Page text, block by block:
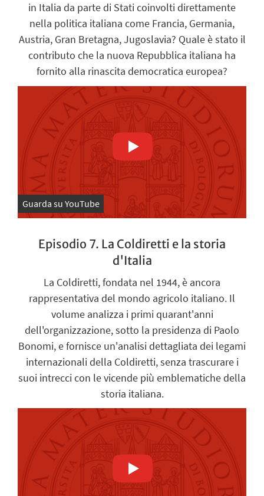
in Italia da parte di Stati coinvolti direttamente
nella politica italiana come Francia, Germania,
Austria, Gran Bretagna, Jugoslavia? Quale è stato il
contributo che la nuova Repubblica italiana ha
fornito alla rinascita democratica europea?
Guarda su YouTube
Episodio 7. La Coldiretti e la storia
d'Italia
La Coldiretti, fondata nel 1944, è ancora
rappresentativa del mondo agricolo italiano. Il
volume analizza i primi quarant'anni
dell'organizzazione, sotto la presidenza di Paolo
Bonomi, e fornisce un'analisi dettagliata dei legami
internazionali della Coldiretti, senza trascurare i
suoi intrecci con le vicende più emblematiche della
storia italiana.